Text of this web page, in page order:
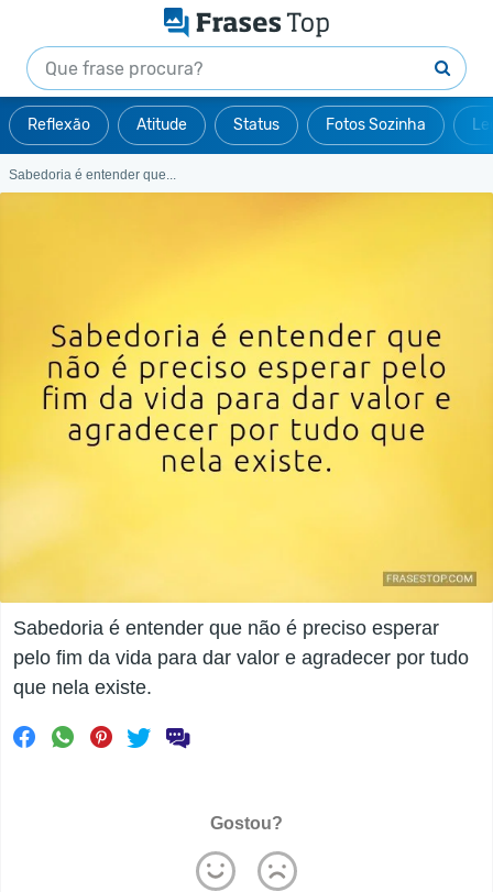
Reflexão Atitude Status Fotos Sozinha
Sabedoria é entender que...
Sabedoria é entender que não é preciso esperar
pelo fim da vida para dar valor e agradecer por tudo
que nela existe.
Gostou?